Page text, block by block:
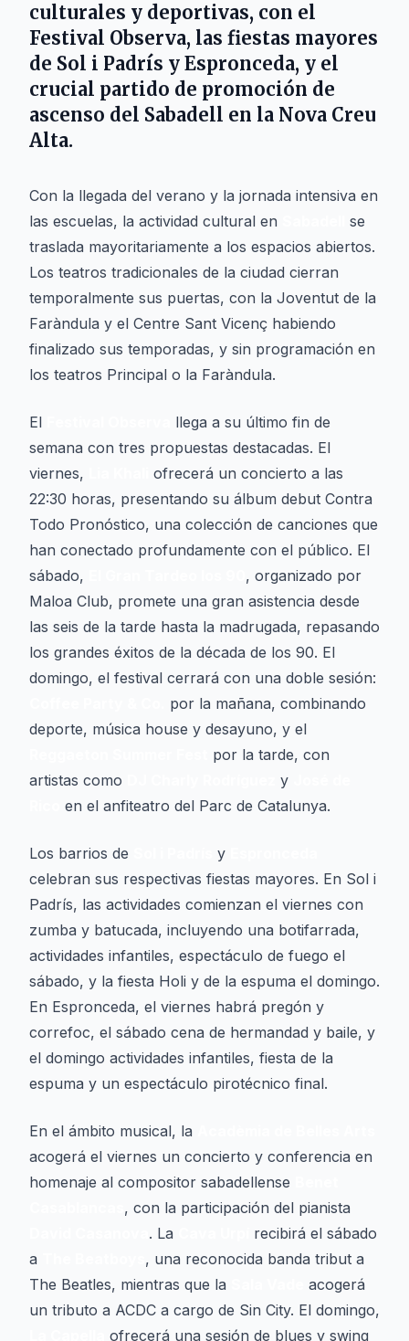
culturales y deportivas, con el
Festival Observa, las fiestas mayores
de Sol i Padrís y Espronceda, y el
crucial partido de promoción de
ascenso del Sabadell en la Nova Creu
Alta.
Con la llegada del verano y la jornada intensiva en
las escuelas, la actividad cultural en
se
traslada mayoritariamente a los espacios abiertos.
Los teatros tradicionales de la ciudad cierran
temporalmente sus puertas, con la Joventut de la
Faràndula y el Centre Sant Vicenç habiendo
finalizado sus temporadas, y sin programación en
los teatros Principal o la Faràndula.
El
llega a su último fin de
semana con tres propuestas destacadas. El
viernes,
ofrecerá un concierto a las
22:30 horas, presentando su álbum debut Contra
Todo Pronóstico, una colección de canciones que
han conectado profundamente con el público. El
sábado,
, organizado por
Maloa Club, promete una gran asistencia desde
las seis de la tarde hasta la madrugada, repasando
los grandes éxitos de la década de los 90. El
domingo, el festival cerrará con una doble sesión:
por la mañana, combinando
deporte, música house y desayuno, y el
por la tarde, con
artistas como
y
en el anfiteatro del Parc de Catalunya.
Los barrios de y
celebran sus respectivas fiestas mayores. En Sol i
Padrís, las actividades comienzan el viernes con
zumba y batucada, incluyendo una botifarrada,
actividades infantiles, espectáculo de fuego el
sábado, y la fiesta Holi y de la espuma el domingo.
En Espronceda, el viernes habrá pregón y
correfoc, el sábado cena de hermandad y baile, y
el domingo actividades infantiles, fiesta de la
espuma y un espectáculo pirotécnico final.
En el ámbito musical, la
acogerá el viernes un concierto y conferencia en
homenaje al compositor sabadellense
, con la participación del pianista
. La
recibirá el sábado
a
, una reconocida banda tribut a
The Beatles, mientras que la
acogerá
un tributo a ACDC a cargo de Sin City. El domingo,
ofrecerá una sesión de blues y swing